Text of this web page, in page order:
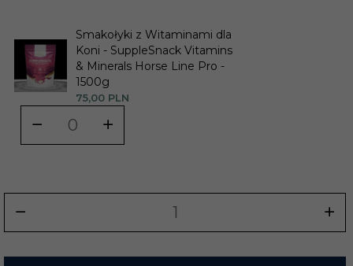
Smakołyki z Witaminami dla
Koni - SuppleSnack Vitamins
& Minerals Horse Line Pro -
1500g
75,00 PLN